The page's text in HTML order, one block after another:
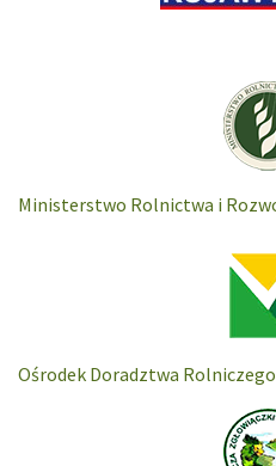
Ministerstwo Rolnictwa i
Ośrodek Doradztwa